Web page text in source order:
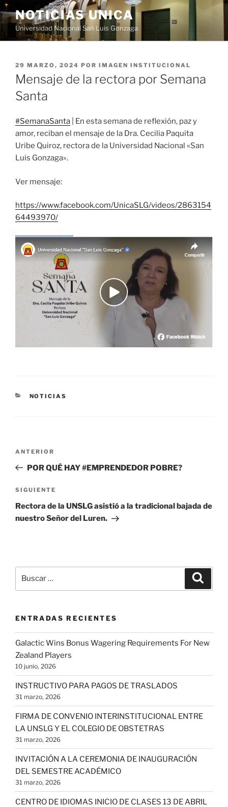
Saltar
al
contenido
NOTICIAS UNICA
Universidad Nacional San Luis Gonzaga
PUBLICADO
EL
29 MARZO, 2024 POR IMAGEN INSTITUCIONAL
Mensaje de la rectora por Semana
Santa
#SemanaSanta | En esta semana de reflexión, paz y
amor, reciban el mensaje de la Dra. Cecilia Paquita
Uribe Quiroz, rectora de la Universidad Nacional «San
Luis Gonzaga».
Ver mensaje:
https://www.facebook.com/UnicaSLG/videos/2863154
64493970/
CATEGORÍAS
NOTICIAS
entradas
Entrada
anterior:
ANTERIOR
POR QUÉ HAY #EMPRENDEDOR POBRE?
Siguiente
entrada
SIGUIENTE
Rectora de la UNSLG asistió a la tradicional bajada de
nuestro Señor del Luren.
por:
ENTRADAS RECIENTES
Galactic Wins Bonus Wagering Requirements For New
Zealand Players
10 junio, 2026
INSTRUCTIVO PARA PAGOS DE TRASLADOS
31 marzo, 2026
FIRMA DE CONVENIO INTERINSTITUCIONAL ENTRE
LA UNSLG Y EL COLEGIO DE OBSTETRAS
31 marzo, 2026
INVITACIÓN A LA CEREMONIA DE INAUGURACIÓN
DEL SEMESTRE ACADÉMICO
31 marzo, 2026
CENTRO DE IDIOMAS INICIO DE CLASES 13 DE ABRIL